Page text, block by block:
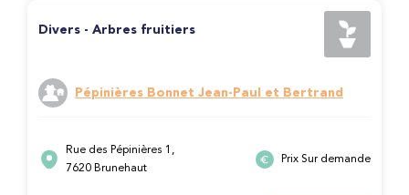
Divers - Arbres fruitiers
Pépinières Bonnet Jean-Paul et Bertrand
Rue des Pépinières 1,
7620 Brunehaut
Prix Sur demande